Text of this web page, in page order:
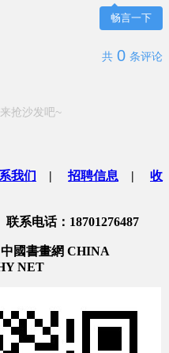
畅言一下
共 0 条评论
抢沙发吧~
我们 | 招聘信息 | 收
系电话：18701276487
國書畫網 CHINA
NET